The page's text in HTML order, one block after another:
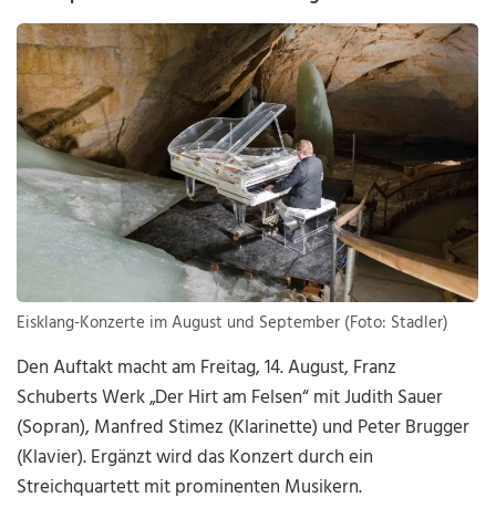
Eisklang-Konzerte im August und September (Foto: Stadler)
Den Auftakt macht am Freitag, 14. August, Franz
Schuberts Werk „Der Hirt am Felsen“ mit Judith Sauer
(Sopran), Manfred Stimez (Klarinette) und Peter Brugger
(Klavier). Ergänzt wird das Konzert durch ein
Streichquartett mit prominenten Musikern.